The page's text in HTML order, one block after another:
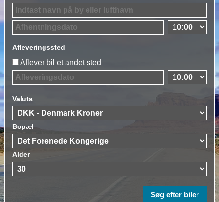
Afleveringssted
Aflever bil et andet sted
Valuta
Bopæl
Alder